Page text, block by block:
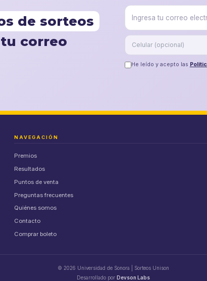
de sorteos
correo
He leído y acepto las
NAVEGACIÓN
Premios
Resultados
Puntos de venta
Preguntas frecuentes
Quiénes somos
Contacto
Comprar boleto
© 2026 Universidad de Sonora | Sorteos Unison
Desarrollado por Devson Labs